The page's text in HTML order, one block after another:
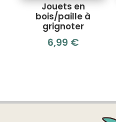
Jouets en
bois/paille à
grignoter
6,99 €